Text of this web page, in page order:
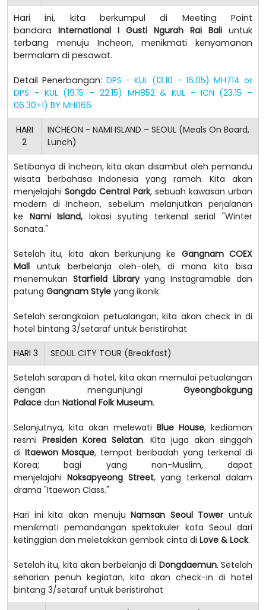
Hari ini, kita berkumpul di Meeting Point
bandara International I Gusti Ngurah Rai Bali untuk
terbang menuju Incheon, menikmati kenyamanan
bermalam di pesawat.
Detail Penerbangan: DPS - KUL (13.10 – 16.05) MH714 or
DPS - KUL (19.15 – 22.15) MH852 & KUL - ICN (23.15 –
06.30+1) BY MH066
HARI
2
INCHEON - NAMI ISLAND – SEOUL (Meals On Board,
Lunch)
Setibanya di Incheon, kita akan disambut oleh pemandu
wisata berbahasa Indonesia yang ramah.Kita akan
menjelajahi Songdo Central Park, sebuah kawasan urban
modern di Incheon, sebelum melanjutkan perjalanan
ke Nami Island, lokasi syuting terkenal serial "Winter
Sonata."
Setelah itu, kita akan berkunjung ke Gangnam COEX
Mall untuk berbelanja oleh-oleh, di mana kita bisa
menemukan Starfield Libraryyang Instagramable dan
patung Gangnam Style yang ikonik.
Setelah serangkaian petualangan, kita akan check in di
hotel bintang 3/setaraf untuk beristirahat
HARI 3 SEOUL CITY TOUR (Breakfast)
Setelah sarapan di hotel, kita akan memulai petualangan
dengan mengunjungi Gyeongbokgung
Palace dan National Folk Museum.
Selanjutnya, kita akan melewati Blue House, kediaman
resmi Presiden Korea Selatan. Kita juga akan singgah
di Itaewon Mosque, tempat beribadah yang terkenal di
Korea; bagi yang non-Muslim, dapat
menjelajahi Noksapyeong Street, yang terkenal dalam
drama "Itaewon Class."
Hari ini kita akan menujuNamsan Seoul Tower untuk
menikmati pemandangan spektakuler kota Seoul dari
ketinggian dan meletakkan gembok cinta di Love & Lock.
Setelah itu, kita akan berbelanja di Dongdaemun. Setelah
seharian penuh kegiatan, kita akan check-in di hotel
bintang 3/setaraf untuk beristirahat